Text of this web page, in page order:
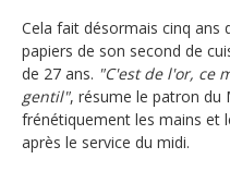
Cela fait désormais cinq ans
papiers de son second de
de 27 ans. "C'est de l'or, ce
gentil", résume le patron du
frénétiquement les mains et
après le service du midi.